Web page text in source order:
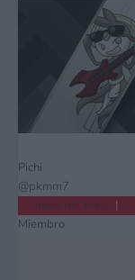
Pichi
@pkmm7
|
Miembro